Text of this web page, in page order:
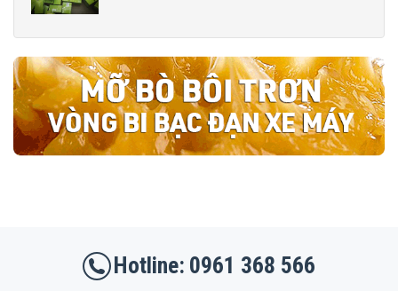
0961 368 566